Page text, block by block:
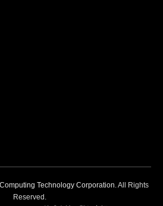
Technology Corporation. All Rights
Reserved.